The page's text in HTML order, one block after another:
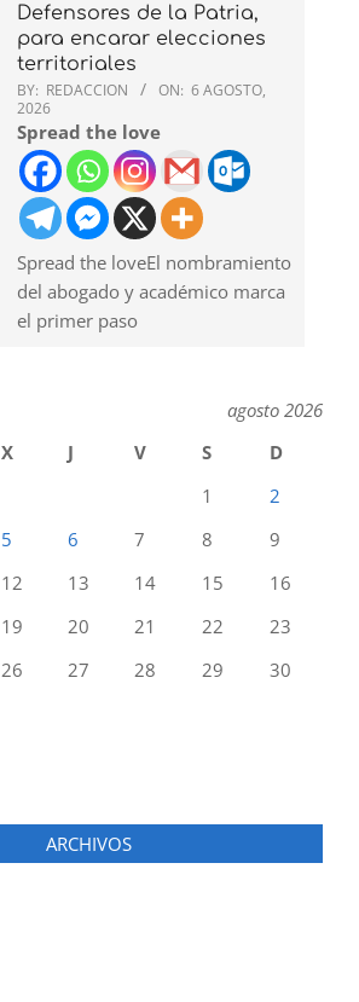
Defensores de la Patria,
para encarar elecciones
territoriales
BY: REDACCION ON: 6 AGOSTO,
2026
Spread the love
Spread the loveEl nombramiento
del abogado y académico marca
el primer paso
agosto 2026
X J V S
D
1
2
5 6 7 8
9
12 13 14 15
16
19 20 21 22
23
26 27 28 29
30
ARCHIVOS